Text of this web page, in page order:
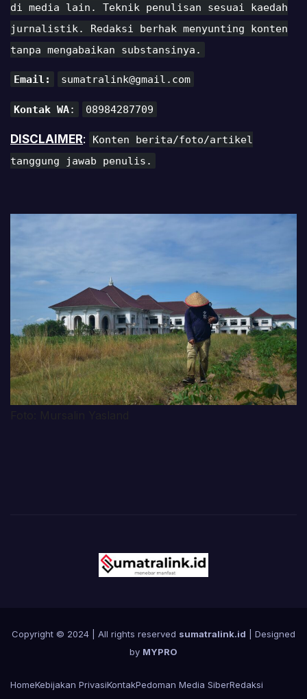
di media lain. Teknik penulisan sesuai kaedah
jurnalistik. Redaksi berhak menyunting konten
tanpa mengabaikan substansinya.
Email: sumatralink@gmail.com
Kontak WA: 08984287709
DISCLAIMER:
Konten berita/foto/artikel
tanggung jawab penulis.
Copyright © 2024 | All rights reserved sumatralink.id | Designed
by MYPRO
HomeKebijakan PrivasiKontakPedoman Media SiberRedaksi